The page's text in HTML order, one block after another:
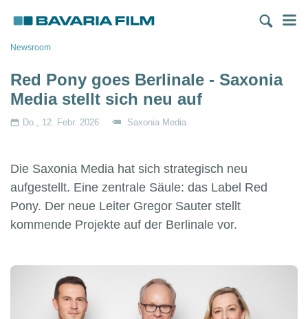
zum
Inhalt
Pfadnavigation
Newsroom
Red Pony goes Berlinale - Saxonia
Media stellt sich neu auf
Do., 12. Febr. 2026 Saxonia Media
Die Saxonia Media hat sich strategisch neu
aufgestellt. Eine zentrale Säule: das Label Red
Pony. Der neue Leiter Gregor Sauter stellt
kommende Projekte auf der Berlinale vor.